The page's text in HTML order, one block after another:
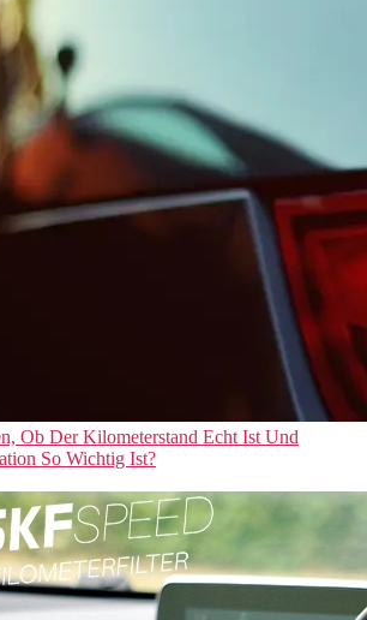
Ob Der Kilometerstand Echt Ist Und
So Wichtig Ist?